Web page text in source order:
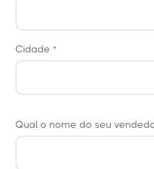
Cidade*
Qual o nome do seu